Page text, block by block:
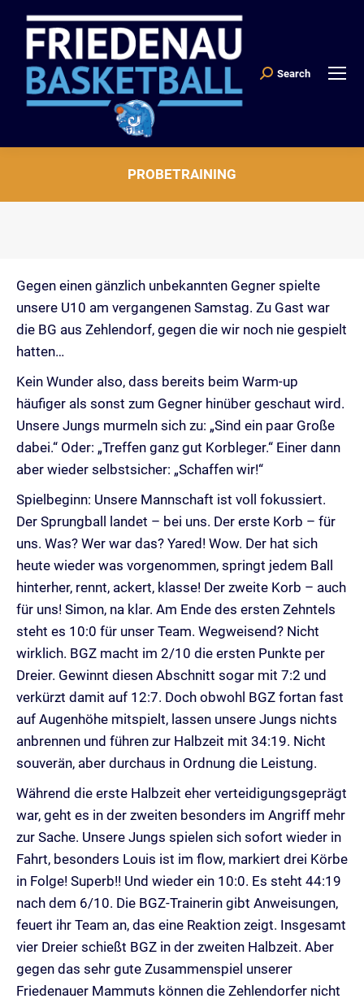
Search:
Search
PROBETRAINING
Gegen einen gänzlich unbekannten Gegner spielte
unsere U10 am vergangenen Samstag. Zu Gast war
die BG aus Zehlendorf, gegen die wir noch nie gespielt
hatten…
Kein Wunder also, dass bereits beim Warm-up
häufiger als sonst zum Gegner hinüber geschaut wird.
Unsere Jungs murmeln sich zu: „Sind ein paar Große
dabei.“ Oder: „Treffen ganz gut Korbleger.“ Einer dann
aber wieder selbstsicher: „Schaffen wir!“
Spielbeginn: Unsere Mannschaft ist voll fokussiert.
Der Sprungball landet – bei uns. Der erste Korb – für
uns. Was? Wer war das? Yared! Wow. Der hat sich
heute wieder was vorgenommen, springt jedem Ball
hinterher, rennt, ackert, klasse! Der zweite Korb – auch
für uns! Simon, na klar. Am Ende des ersten Zehntels
steht es 10:0 für unser Team. Wegweisend? Nicht
wirklich. BGZ macht im 2/10 die ersten Punkte per
Dreier. Gewinnt diesen Abschnitt sogar mit 7:2 und
verkürzt damit auf 12:7. Doch obwohl BGZ fortan fast
auf Augenhöhe mitspielt, lassen unsere Jungs nichts
anbrennen und führen zur Halbzeit mit 34:19. Nicht
souverän, aber durchaus in Ordnung die Leistung.
Während die erste Halbzeit eher verteidigungsgeprägt
war, geht es in der zweiten besonders im Angriff mehr
zur Sache. Unsere Jungs spielen sich sofort wieder in
Fahrt, besonders Louis ist im flow, markiert drei Körbe
in Folge! Superb!! Und wieder ein 10:0. Es steht 44:19
nach dem 6/10. Die BGZ-Trainerin gibt Anweisungen,
feuert ihr Team an, das eine Reaktion zeigt. Insgesamt
vier Dreier schießt BGZ in der zweiten Halbzeit. Aber
gegen das sehr gute Zusammenspiel unserer
Friedenauer Mammuts können die Zehlendorfer nicht